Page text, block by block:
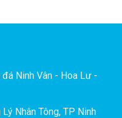
đá Ninh Vân - Hoa Lư -
Nhân Tông, TP Ninh